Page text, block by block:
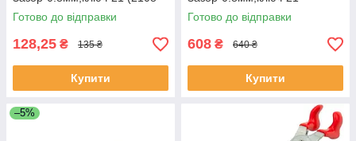
09\2121\Ланос 1.4 (резистор)
(1314)
Готово до відправки
128,25 ₴ 135 ₴
Купити
(Волга,Газель (двиг.406\длин
рез.) под ГБО
Готово до відправки
608 ₴ 640 ₴
Купити
–5%